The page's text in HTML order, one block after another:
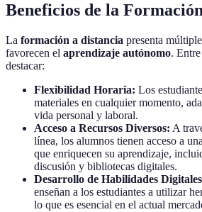
Beneficios de la
La formación a distancia presenta
favorecen el aprendizaje autónomo.
destacar:
Flexibilidad Horaria: Los
materiales en cualquier momento,
vida personal y laboral.
Acceso a Recursos Diversos: A
línea, los alumnos tienen acceso a
que enriquecen su aprendizaje,
discusión y bibliotecas digitales.
Desarrollo de Habilidades
enseñan a los estudiantes a utilizar
lo que es esencial en el actual